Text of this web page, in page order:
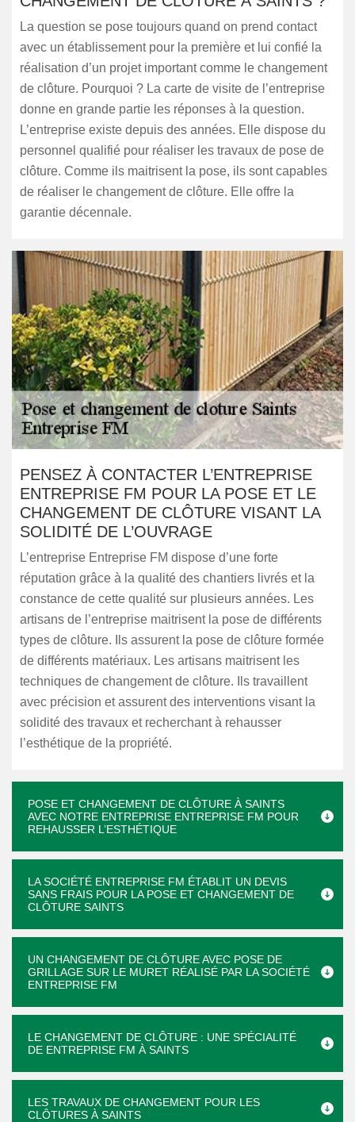
La question se pose toujours quand on prend contact
avec un établissement pour la première et lui confié la
réalisation d’un projet important comme le changement
de clôture. Pourquoi ? La carte de visite de l’entreprise
donne en grande partie les réponses à la question.
L’entreprise existe depuis des années. Elle dispose du
personnel qualifié pour réaliser les travaux de pose de
clôture. Comme ils maitrisent la pose, ils sont capables
de réaliser le changement de clôture. Elle offre la
garantie décennale.
PENSEZ À CONTACTER L’ENTREPRISE
ENTREPRISE FM POUR LA POSE ET LE
CHANGEMENT DE CLÔTURE VISANT LA
SOLIDITÉ DE L’OUVRAGE
L’entreprise Entreprise FM dispose d’une forte
réputation grâce à la qualité des chantiers livrés et la
constance de cette qualité sur plusieurs années. Les
artisans de l’entreprise maitrisent la pose de différents
types de clôture. Ils assurent la pose de clôture formée
de différents matériaux. Les artisans maitrisent les
techniques de changement de clôture. Ils travaillent
avec précision et assurent des interventions visant la
solidité des travaux et recherchant à rehausser
l’esthétique de la propriété.
POSE ET CHANGEMENT DE CLÔTURE À SAINTS
AVEC NOTRE ENTREPRISE ENTREPRISE FM POUR
REHAUSSER L’ESTHÉTIQUE
LA SOCIÉTÉ ENTREPRISE FM ÉTABLIT UN DEVIS
SANS FRAIS POUR LA POSE ET CHANGEMENT DE
CLÔTURE SAINTS
UN CHANGEMENT DE CLÔTURE AVEC POSE DE
GRILLAGE SUR LE MURET RÉALISÉ PAR LA SOCIÉTÉ
ENTREPRISE FM
LE CHANGEMENT DE CLÔTURE : UNE SPÉCIALITÉ
DE ENTREPRISE FM À SAINTS
LES TRAVAUX DE CHANGEMENT POUR LES
CLÔTURES À SAINTS